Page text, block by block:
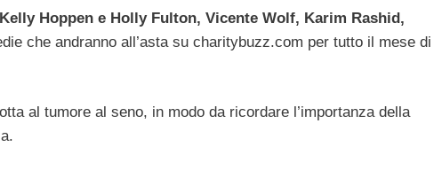
Hoppen e Holly Fulton, Vicente Wolf, Karim Rashid,
che andranno all’asta su charitybuzz.com per tutto il mese di
al tumore al seno, in modo da ricordare l’importanza della